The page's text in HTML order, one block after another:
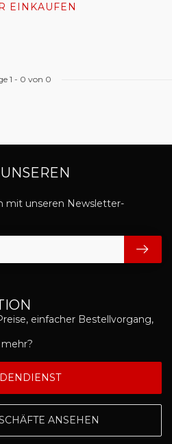
EINKAUFEN
1 - 0 von 0
einfacher Bestellvorgang,
ANSEHEN
mit unseren Newsletter-